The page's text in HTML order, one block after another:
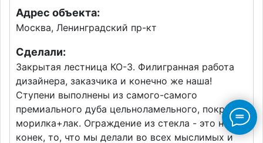
Адрес объекта:
Москва, Ленинградский пр-кт
Сделали:
Закрытая лестница КО-3. Филигранная работа
дизайнера, заказчика и конечно же наша!
Ступени выполнены из самого-самого
премиального дуба цельноламельного, покраска
морилка+лак. Ограждение из стекла - это наш
конек, то, что мы делали во всех мыслимых и